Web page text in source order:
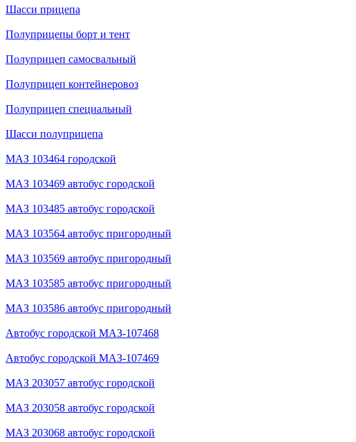
Шасси прицепа
Полуприцепы борт и тент
Полуприцеп самосвальный
Полуприцеп контейнеровоз
Полуприцеп специальный
Шасси полуприцепа
МАЗ 103464 городской
МАЗ 103469 автобус городской
МАЗ 103485 автобус городской
МАЗ 103564 автобус пригородный
МАЗ 103569 автобус пригородный
МАЗ 103585 автобус пригородный
МАЗ 103586 автобус пригородный
Автобус городской МАЗ-107468
Автобус городской МАЗ-107469
МАЗ 203057 автобус городской
МАЗ 203058 автобус городской
МАЗ 203068 автобус городской